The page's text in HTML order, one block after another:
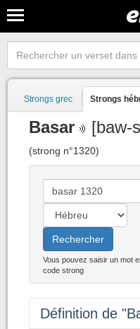
Strongs grec Strongs
Basar [baw-
(strong n°1320)
Rechercher
Vous pouvez saisir un mot
code strong
Définition de